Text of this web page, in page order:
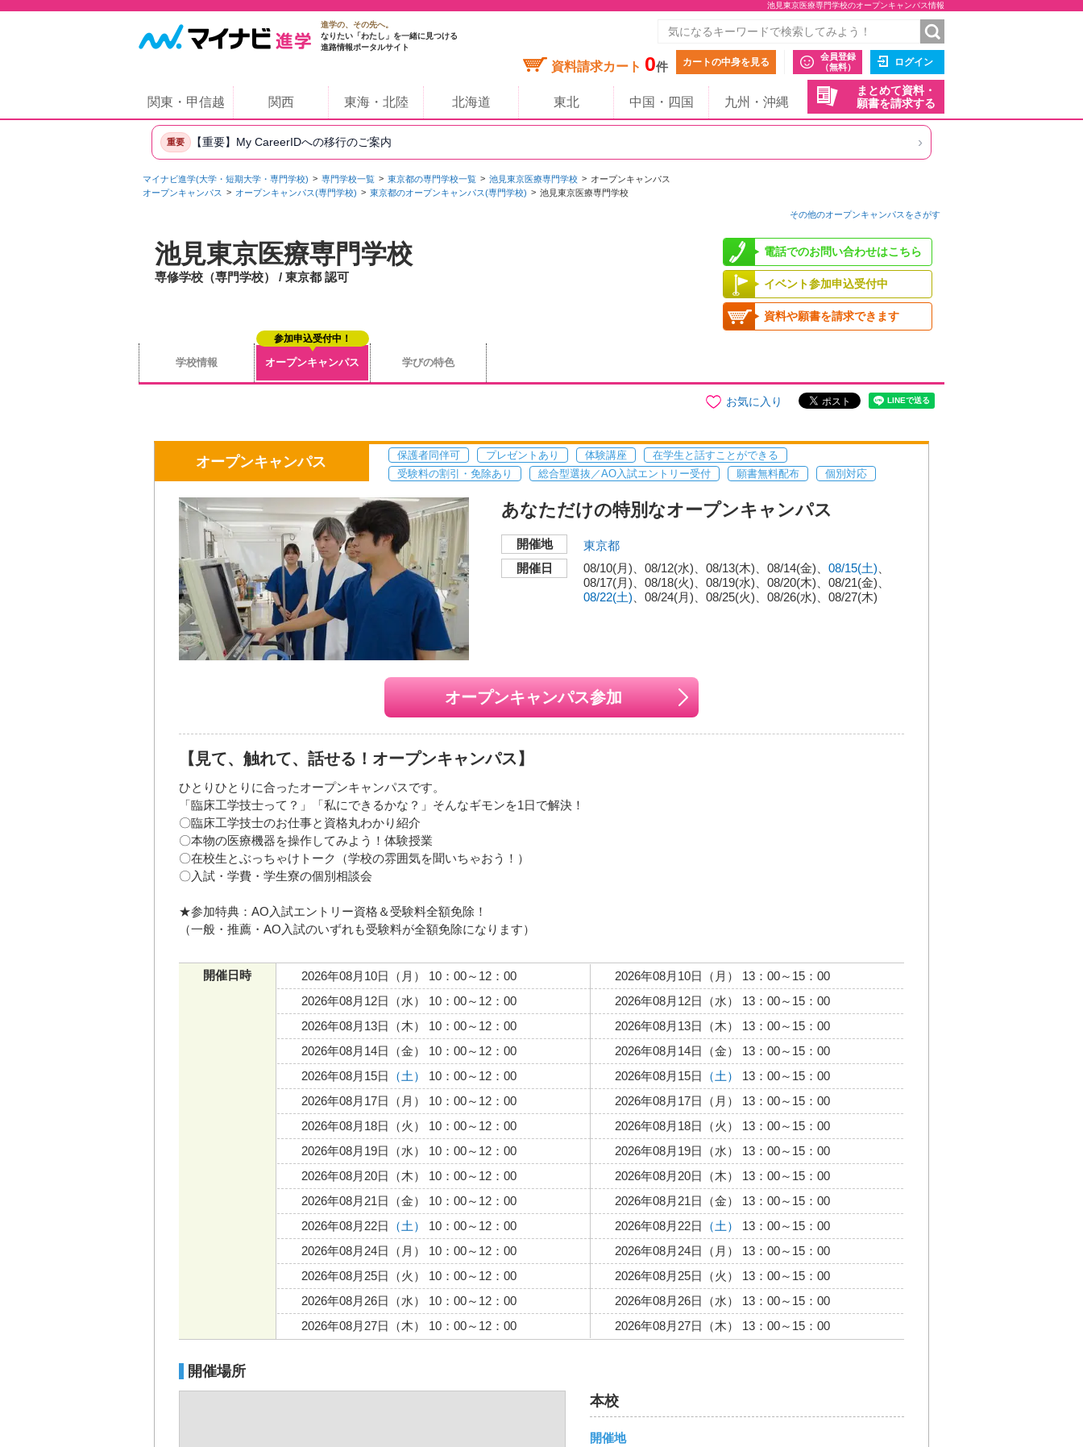
池見東京医療専門学校のオープンキャンパス情報
進学の、その先へ。
なりたい「わたし」を一緒に見つける
進路情報ポータルサイト
資料請求カート 0件 カートの中身を見る
会員登録
（無料）
ログイン
まとめて資料・
願書を請求する
関東・甲信越 関西 東海・北陸 北海道 東北 中国・四国 九州・沖縄
重要 【重要】My CareerIDへの移行のご案内 ›
マイナビ進学(大学・短期大学・専門学校) 専門学校一覧 東京都の専門学校一覧 池見東京医療専門学校
オープンキャンパス
オープンキャンパス
オープンキャンパス(専門学校) 東京都のオープンキャンパス(専門学校) 池見東京医療専門学校
その他のオープンキャンパスをさがす
池見東京医療専門学校
専修学校（専門学校） / 東京都 認可
電話でのお問い合わせはこちら
イベント参加申込受付中
資料や願書を請求できます
学校情報 オープンキャンパス
参加申込受付中！
学びの特色
お気に入り
オープンキャンパス 保護者同伴可 プレゼントあり 体験講座
在学生と話すことができる
受験料の割引・免除あり
総合型選抜／AO入試エントリー受付 願書無料配布 個別対応
あなただけの特別なオープンキャンパス
開催地
東京都
開催日
08/10(月) 08/12(水) 08/13(木) 08/14(金)
08/15(土)
08/17(月)
08/18(火) 08/19(水) 08/20(木)
08/21(金)
08/22(土)
08/24(月) 08/25(火) 08/26(水) 08/27(木)
オープンキャンパス参加
【見て、触れて、話せる！オープンキャンパス】
ひとりひとりに合ったオープンキャンパスです。
「臨床工学技士って？」「私にできるかな？」そんなギモンを1日で解決！
〇臨床工学技士のお仕事と資格丸わかり紹介
〇本物の医療機器を操作してみよう！体験授業
〇在校生とぶっちゃけトーク（学校の雰囲気を聞いちゃおう！）
〇入試・学費・学生寮の個別相談会
★参加特典：AO入試エントリー資格＆受験料全額免除！
（一般・推薦・AO入試のいずれも受験料が全額免除になります）
開催日時 2026年08月10日（月） 10：00～12：00
2026年08月10日（月） 13：00～15：00
2026年08月12日（水） 10：00～12：00
2026年08月12日（水） 13：00～15：00
2026年08月13日（木） 10：00～12：00
2026年08月13日（木） 13：00～15：00
2026年08月14日（金） 10：00～12：00
2026年08月14日（金） 13：00～15：00
2026年08月15日
（土） 10：00～12：00 2026年08月15日 （土）
13：00～15：00
2026年08月17日（月） 10：00～12：00
2026年08月17日（月） 13：00～15：00
2026年08月18日（火） 10：00～12：00
2026年08月18日（火） 13：00～15：00
2026年08月19日（水） 10：00～12：00
2026年08月19日（水） 13：00～15：00
2026年08月20日（木） 10：00～12：00
2026年08月20日（木） 13：00～15：00
2026年08月21日（金） 10：00～12：00
2026年08月21日（金） 13：00～15：00
2026年08月22日
（土） 10：00～12：00 2026年08月22日 （土）
13：00～15：00
2026年08月24日（月） 10：00～12：00
2026年08月24日（月） 13：00～15：00
2026年08月25日（火） 10：00～12：00
2026年08月25日（火） 13：00～15：00
2026年08月26日（水） 10：00～12：00
2026年08月26日（水） 13：00～15：00
2026年08月27日（木） 10：00～12：00
2026年08月27日（木） 13：00～15：00
開催場所
本校
開催地